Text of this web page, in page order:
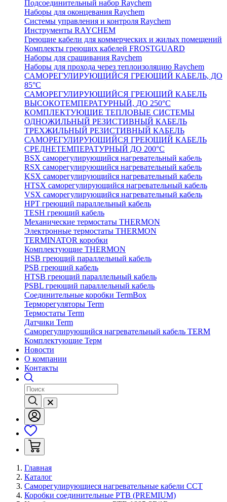
Подсоединительный набор Raychem
Наборы для оконцевания Raychem
Системы управления и контроля Raychem
Инструменты RAYCHEM
Греющие кабели для коммерческих и жилых помещений
Комплекты греющих кабелей FROSTGUARD
Наборы для сращивания Raychem
Наборы для прохода через теплоизоляцию Raychem
САМОРЕГУЛИРУЮЩИЙСЯ ГРЕЮЩИЙ КАБЕЛЬ, ДО
85°С
САМОРЕГУЛИРУЮЩИЙСЯ ГРЕЮЩИЙ КАБЕЛЬ
ВЫСОКОТЕМПЕРАТУРНЫЙ, ДО 250°С
КОМПЛЕКТУЮЩИЕ ТЕПЛОВЫЕ СИСТЕМЫ
ОДНОЖИЛЬНЫЙ РЕЗИСТИВНЫЙ КАБЕЛЬ
ТРЕХЖИЛЬНЫЙ РЕЗИСТИВНЫЙ КАБЕЛЬ
САМОРЕГУЛИРУЮЩИЙСЯ ГРЕЮЩИЙ КАБЕЛЬ
СРЕДНЕТЕМПЕРАТУРНЫЙ ДО 200°С
BSX саморегулирующийся нагревательный кабель
RSX саморегулирующийся нагревательный кабель
KSX саморегулирующийся нагревательный кабель
HTSX саморегулирующийся нагревательный кабель
VSX саморегулирующийся нагревательный кабель
НРТ греющий параллельный кабель
TESH греющий кабель
Механические термостаты THERMON
Электронные термостаты THERMON
TERMINATOR коробки
Комплектующие THERMON
HSB греющий параллельный кабель
PSB греющий кабель
HTSB греющий параллельный кабель
PSBL греющий параллельный кабель
Соединительные коробки TermBox
Терморегуляторы Term
Термостаты Term
Датчики Term
Саморегулирующийся нагревательный кабель TERM
Комплектующие Терм
Новости
О компании
Контакты
Главная
Каталог
Саморегулирующиеся нагревательные кабели ССТ
Коробки соединительные РТВ (PREMIUM)